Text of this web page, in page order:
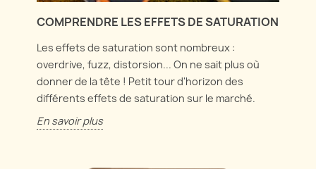
COMPRENDRE LES EFFETS DE SATURATION
Les effets de saturation sont nombreux :
overdrive, fuzz, distorsion... On ne sait plus où
donner de la tête ! Petit tour d'horizon des
différents effets de saturation sur le marché.
En savoir plus